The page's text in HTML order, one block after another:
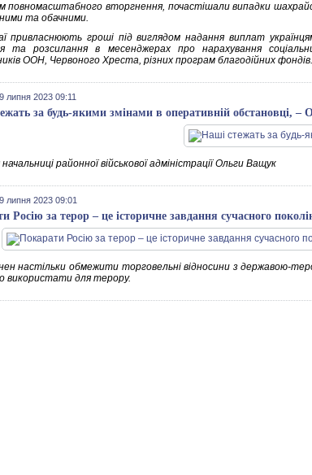
повномасштабного вторгнення, почастішали випадки
та обачними.
привласнюють гроші під виглядом надання виплат
та розсилання в месенджерах про нарахування
ООН, Червоного Хреста, різних програм благодійних фондів.
липня 2023 09:11
за будь-якими змінами в оперативній обстановці, –
районної військової адміністрації Ольги Ващук
липня 2023 09:01
Росію за терор – це історичне завдання сучасного
настільки обмежити торговельні відносини з державою-
використати для терору.